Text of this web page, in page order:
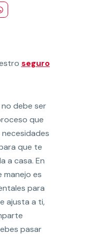
seguro
debe ser
que
que te
a casa. En
manejo es
para
ajusta a ti,
pasar